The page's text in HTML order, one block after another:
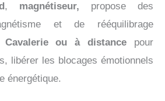
, magnétiseur, propose des
et de rééquilibrage
ou à distance pour
libérer les blocages émotionnels
énergétique.